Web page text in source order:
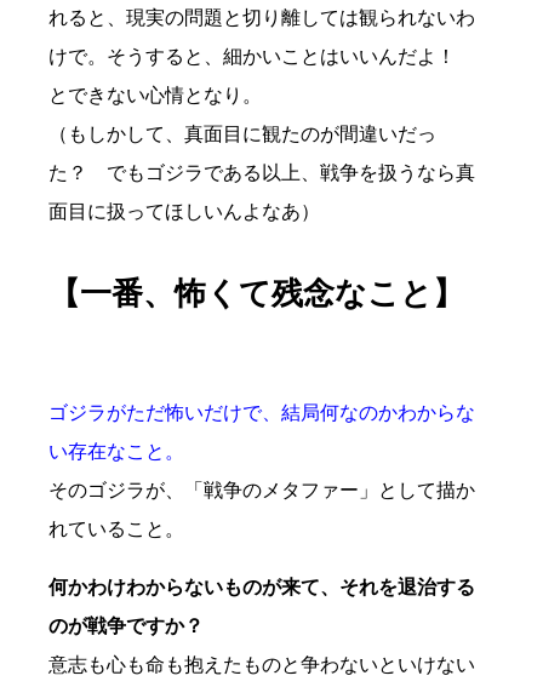
れると、現実の問題と切り離しては観られないわ
けで。そうすると、細かいことはいいんだよ！
とできない心情となり。
（もしかして、真面目に観たのが間違いだっ
た？ でもゴジラである以上、戦争を扱うなら真
面目に扱ってほしいんよなあ）
【一番、怖くて残念なこと】
ゴジラがただ怖いだけで、結局何なのかわからな
い存在なこと。
そのゴジラが、「戦争のメタファー」として描か
れていること。
何かわけわからないものが来て、それを退治する
のが戦争ですか？
意志も心も命も抱えたものと争わないといけない